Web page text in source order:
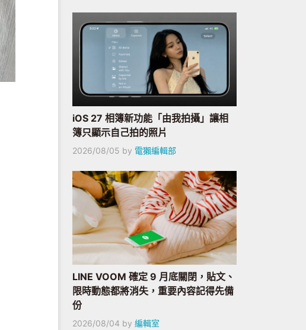
iOS 27 相簿新功能「由我拍攝」讓相
簿只顯示自己拍的照片
2026/08/05 by 電獺編輯部
LINE VOOM 確定 9 月底關閉，貼文、
限時動態都將消失，重要內容記得先備
份
2026/08/04 by 編輯室